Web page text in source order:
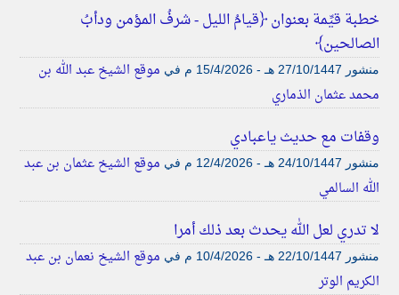
خطبة قيِّمة بعنوان ﴿قيامُ الليل - شرفُ المؤمن ودأبُ
الصالحين﴾
منشور في موقع الشيخ عبد الله بن
محمد عثمان الذماري
وقفات مع حديث ياعبادي
منشور في موقع الشيخ عثمان بن عبد
الله السالمي
لا تدري لعل الله يحدث بعد ذلك أمرا
منشور في موقع الشيخ نعمان بن عبد
الكريم الوتر